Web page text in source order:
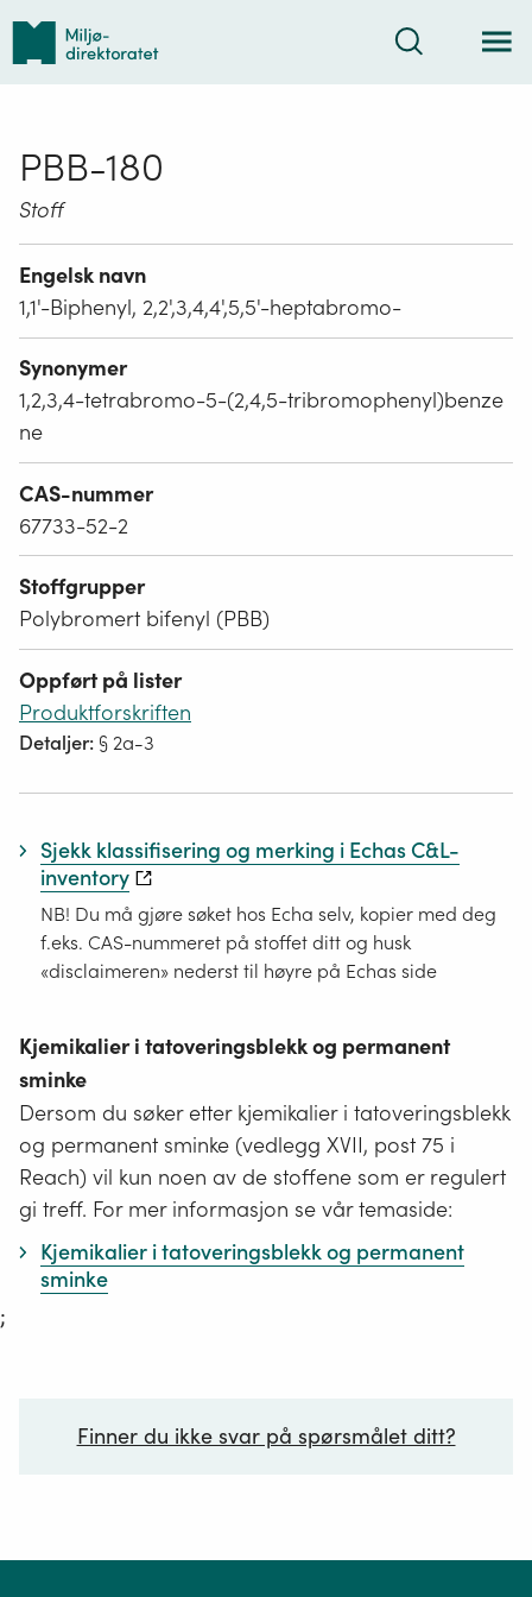
Tilbake
forsiden
Søk
PBB-180
Stoff
Engelsk navn
1,1'-Biphenyl, 2,2',3,4,4',5,5'-heptabromo-
Synonymer
1,2,3,4-tetrabromo-5-(2,4,5-tribromophenyl)benze
ne
CAS-nummer
67733-52-2
Stoffgrupper
Polybromert bifenyl (PBB)
Oppført på lister
Produktforskriften
Detaljer: § 2a-3
Sjekk klassifisering og merking i Echas C&L-
inventory
NB! Du må gjøre søket hos Echa selv, kopier med deg
f.eks. CAS-nummeret på stoffet ditt og husk
«disclaimeren» nederst til høyre på Echas side
Kjemikalier i tatoveringsblekk og permanent
sminke
Dersom du søker etter kjemikalier i tatoveringsblekk
og permanent sminke (vedlegg XVII, post 75 i
Reach) vil kun noen av de stoffene som er regulert
gi treff. For mer informasjon se vår temaside:
Kjemikalier i tatoveringsblekk og permanent
sminke
;
Finner du ikke svar på spørsmålet ditt?